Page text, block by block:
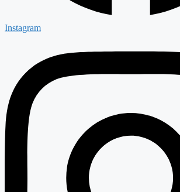
Instagram